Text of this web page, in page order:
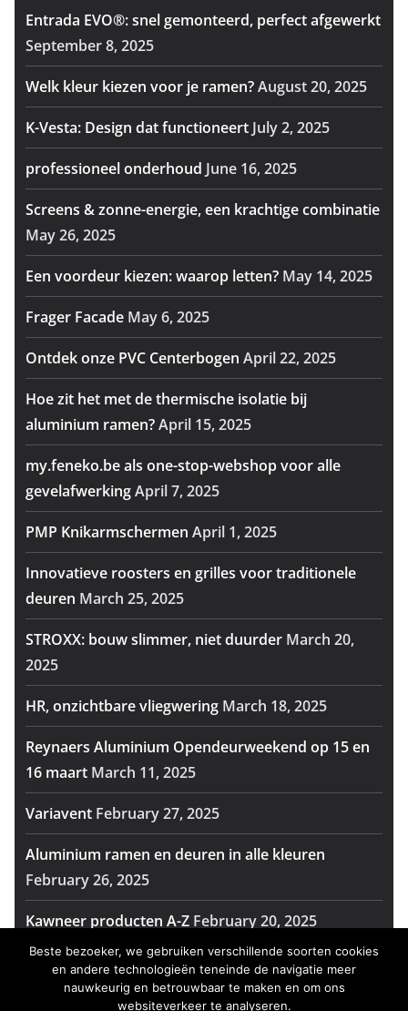
Entrada EVO®: snel gemonteerd, perfect afgewerkt
September 8, 2025
Welk kleur kiezen voor je ramen?August 20, 2025
K-Vesta: Design dat functioneert July 2, 2025
professioneel onderhoud June 16, 2025
Screens & zonne-energie, een krachtige combinatie
May 26, 2025
Een voordeur kiezen: waarop letten? May 14, 2025
Frager Facade May 6, 2025
Ontdek onze PVC Centerbogen April 22, 2025
Hoe zit het met de thermische isolatie bij
aluminium ramen?April 15, 2025
my.feneko.be als one-stop-webshop voor alle
gevelafwerkingApril 7, 2025
PMP Knikarmschermen April 1, 2025
Innovatieve roosters en grilles voor traditionele
deuren March 25, 2025
STROXX: bouw slimmer, niet duurder March 20,
2025
HR, onzichtbare vliegwering March 18, 2025
Reynaers Aluminium Opendeurweekend op 15 en
16 maart March 11, 2025
Variavent February 27, 2025
Aluminium ramen en deuren in alle kleuren
February 26, 2025
Kawneer producten A-Z February 20, 2025
Reynaers Aluminium viert 60 jaar vakmanschap op
BatibouwFebruary 14, 2025
Beste bezoeker, we gebruiken verschillende soorten cookies
en andere technologieën teneinde de navigatie meer
nauwkeurig en betrouwbaar te maken en om ons
websiteverkeer te analyseren.